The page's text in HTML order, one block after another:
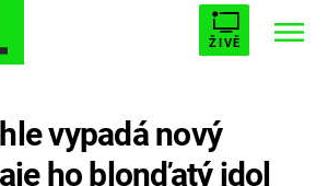
ŽIVĚ
AVENGERS 5
vypadá nový
ho blonďatý idol